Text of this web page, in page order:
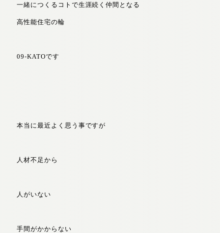
一緒につくるコトで生涯続く仲間となる
高性能住宅の輪
09-KATOです
本当に最近よく思う事ですが
人材不足から
人がいない
手間がかからない